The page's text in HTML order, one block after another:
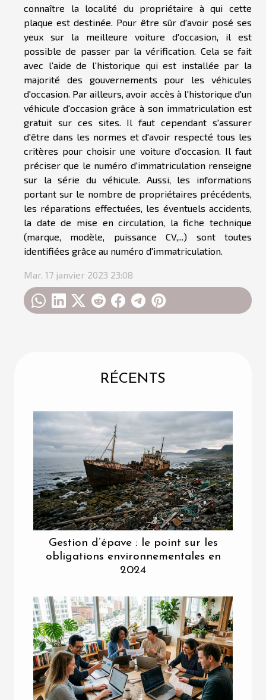
RÉCENTS
Gestion d’épave : le point sur les
obligations environnementales en
2024
connaître la localité du propriétaire à qui cette
plaque est destinée. Pour être sûr d'avoir posé ses
yeux sur la meilleure voiture d'occasion, il est
possible de passer par la vérification. Cela se fait
avec l'aide de l'historique qui est installée par la
majorité des gouvernements pour les véhicules
d'occasion. Par ailleurs, avoir accès à l'historique d'un
véhicule d'occasion grâce à son immatriculation est
gratuit sur ces sites. Il faut cependant s'assurer
d'être dans les normes et d'avoir respecté tous les
critères pour choisir une voiture d'occasion. Il faut
préciser que le numéro d'immatriculation renseigne
sur la série du véhicule. Aussi, les informations
portant sur le nombre de propriétaires précédents,
les réparations effectuées, les éventuels accidents,
la date de mise en circulation, la fiche technique
(marque, modèle, puissance CV,...) sont toutes
identifiées grâce au numéro d'immatriculation.
Mar. 17 janvier 2023 23:08